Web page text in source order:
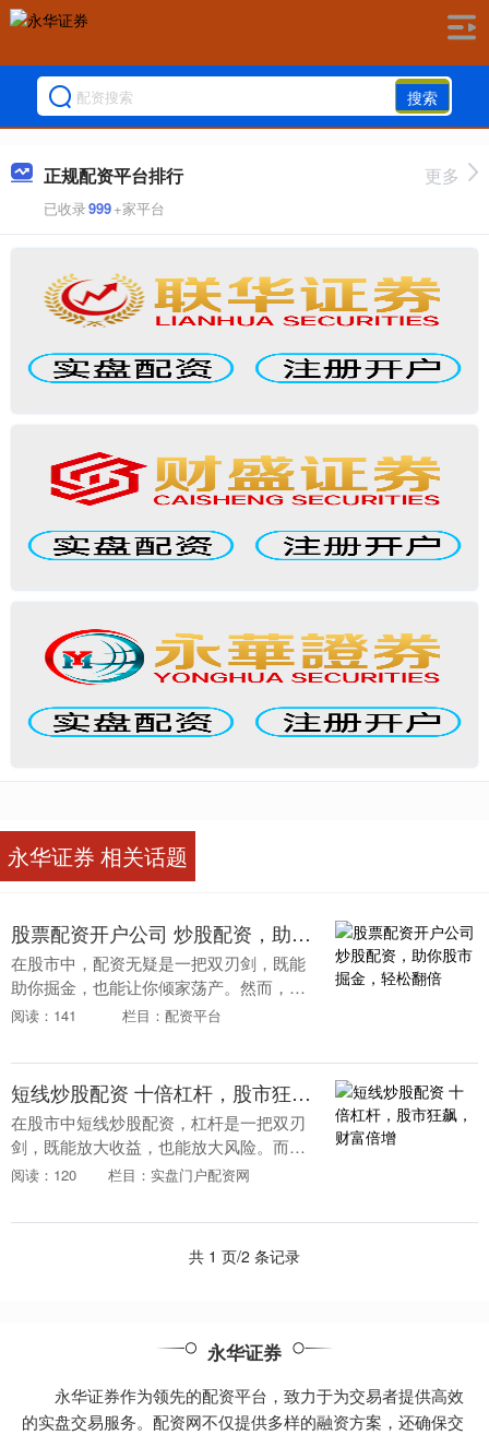
搜索
正规配资平台排行
已收录999+家平台
更多
永华证券 相关话题
股票配资开户公司 炒股配资，助你股市掘金，轻松翻倍
在股市中，配资无疑是一把双刃剑，既能
助你掘金，也能让你倾家荡产。然而，如
果运用得当，配资可以成为你股市投资的
型证券公司，拥....
阅读：141 栏目：配资平台
短线炒股配资 十倍杠杆，股市狂飙，财富倍增
在股市中短线炒股配资，杠杆是一把双刃
剑，既能放大收益，也能放大风险。而十
倍杠杆，更是将这种风险推向了极致。 *
捷，投资....
阅读：120 栏目：实盘门户配资网
共 1 页/2 条记录
永华证券
永华证券作为领先的配资平台，致力于为交易者提供高效
的实盘交易服务。配资网不仅提供多样的融资方案，还确保交